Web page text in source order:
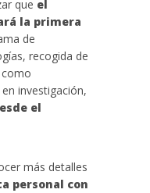
que el
la primera
de
recogida de
investigación,
el
más detalles
personal con